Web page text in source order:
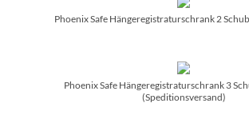
Phoenix Safe Hängeregistraturschrank 2
Phoenix Safe Hängeregistraturschrank 3
(Speditionsversand)